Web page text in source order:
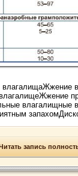
влагалищаЖжение
влагалищные
запись